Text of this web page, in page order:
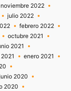
noviembre 2022
julio 2022
febrero 2022
octubre 2021
2021
enero 2021
2020
2020